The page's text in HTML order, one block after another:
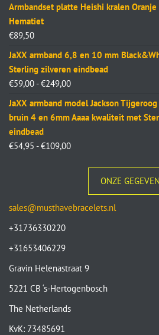
Armbandset platte Heishi kralen
Hematiet
€89,50
JaXX armband 6,8 en 10 mm
Sterling zilveren eindbead
€59,00 - €249,00
JaXX armband model Jackson
bruin 4 en 6mm Aaaa kwaliteit met
eindbead
€54,95 - €109,00
ONZE
sales@musthavebracelets.nl
+31736330220
+31653406229
Gravin Helenastraat 9
5221 CB ‘s-Hertogenbosch
The Netherlands
KvK: 73485691